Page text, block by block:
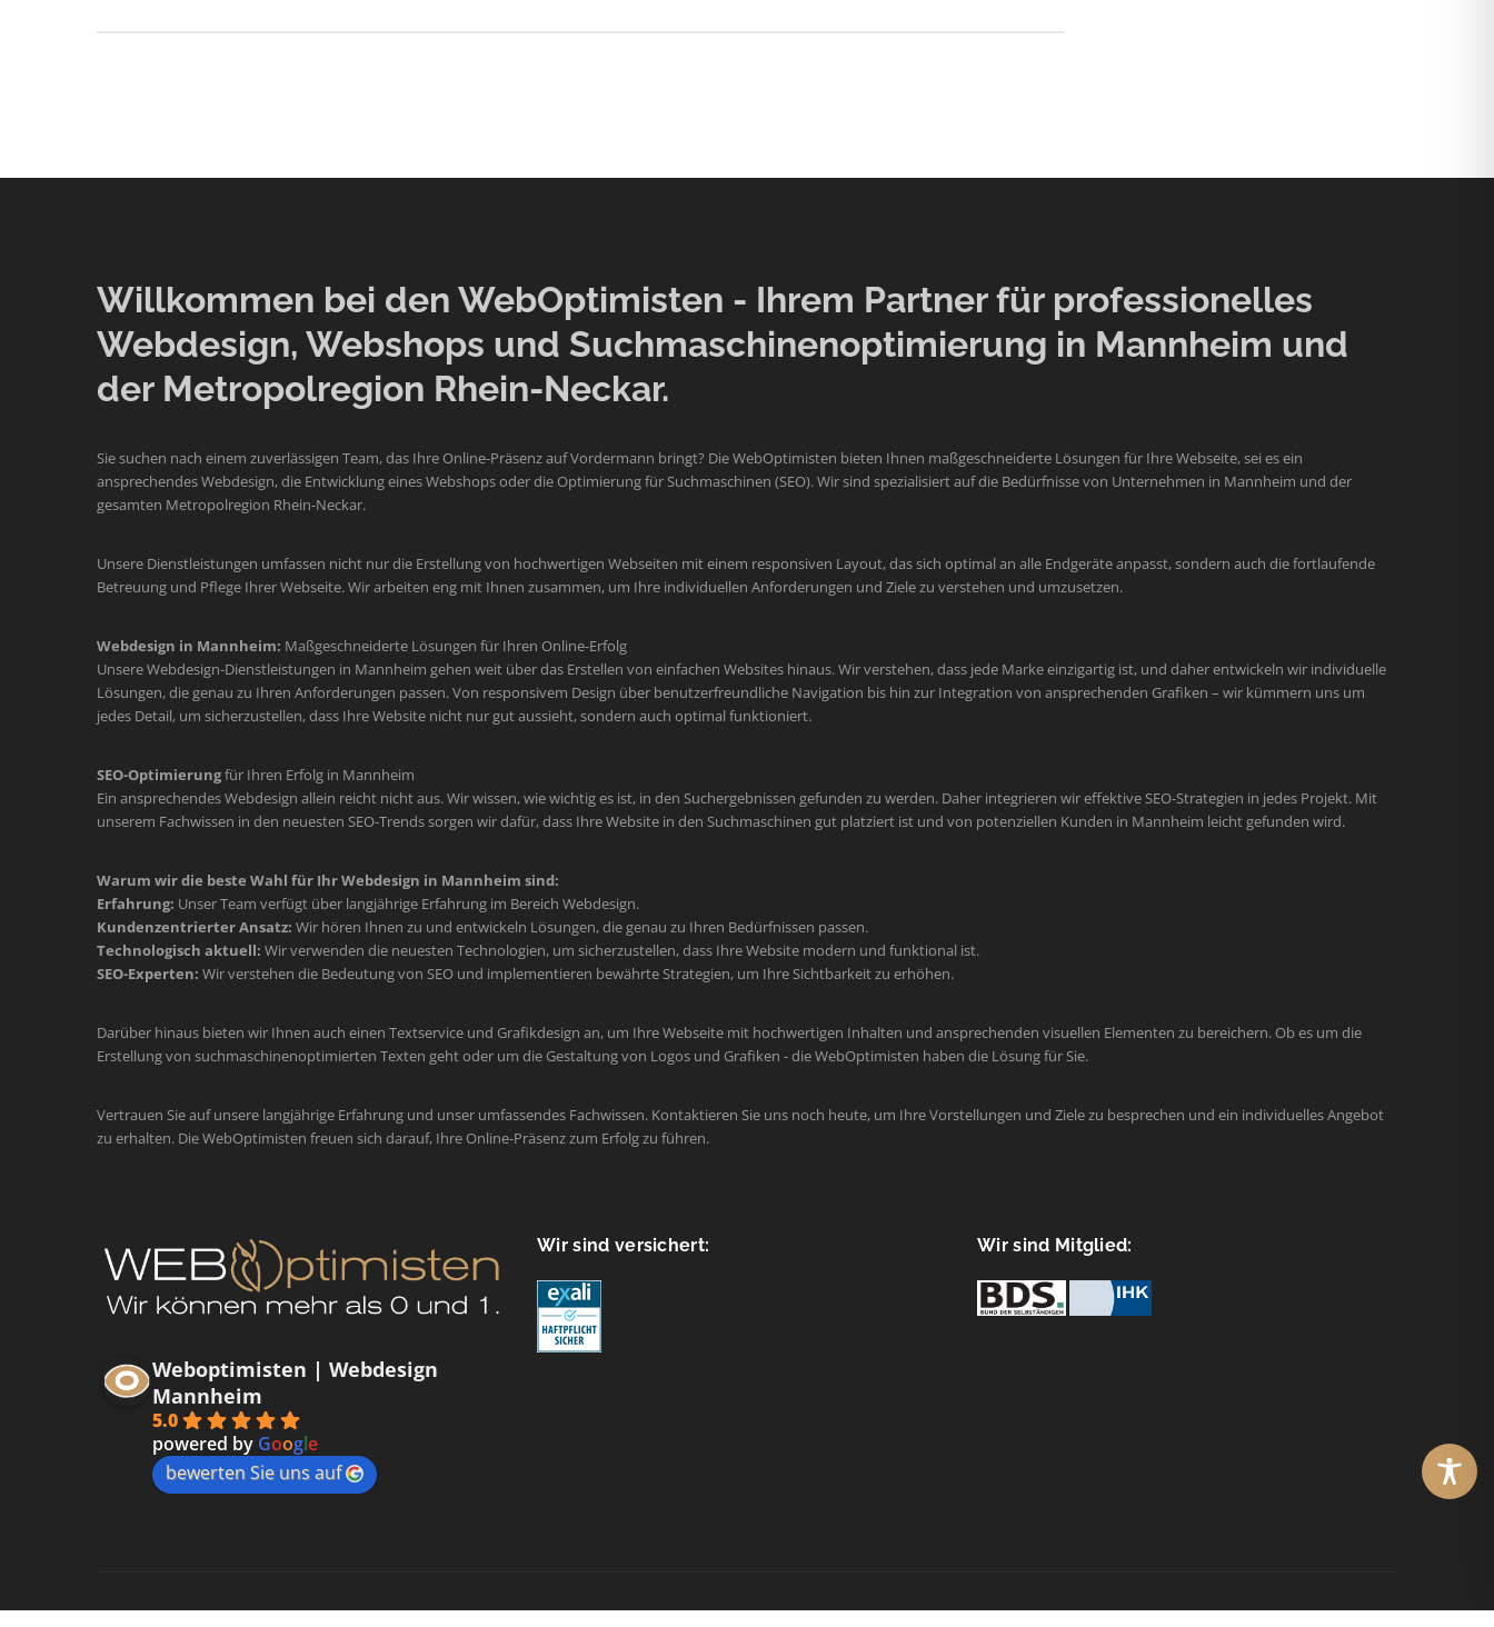
Willkommen bei den WebOptimisten - Ihrem Partner für professionelles
Webdesign, Webshops und Suchmaschinenoptimierung in Mannheim und
der Metropolregion Rhein-Neckar.
Sie suchen nach einem zuverlässigen Team, das Ihre Online-Präsenz auf Vordermann bringt? Die WebOptimisten bieten Ihnen maßgeschneiderte Lösungen für Ihre Webseite, sei es ein
ansprechendes Webdesign, die Entwicklung eines Webshops oder die Optimierung für Suchmaschinen (SEO). Wir sind spezialisiert auf die Bedürfnisse von Unternehmen in Mannheim und der
gesamten Metropolregion Rhein-Neckar.
Unsere Dienstleistungen umfassen nicht nur die Erstellung von hochwertigen Webseiten mit einem responsiven Layout, das sich optimal an alle Endgeräte anpasst, sondern auch die fortlaufende
Betreuung und Pflege Ihrer Webseite. Wir arbeiten eng mit Ihnen zusammen, um Ihre individuellen Anforderungen und Ziele zu verstehen und umzusetzen.
Webdesign in Mannheim: Maßgeschneiderte Lösungen für Ihren Online-Erfolg
Unsere Webdesign-Dienstleistungen in Mannheim gehen weit über das Erstellen von einfachen Websites hinaus. Wir verstehen, dass jede Marke einzigartig ist, und daher entwickeln wir individuelle
Lösungen, die genau zu Ihren Anforderungen passen. Von responsivem Design über benutzerfreundliche Navigation bis hin zur Integration von ansprechenden Grafiken – wir kümmern uns um
jedes Detail, um sicherzustellen, dass Ihre Website nicht nur gut aussieht, sondern auch optimal funktioniert.
SEO-Optimierungfür Ihren Erfolg in Mannheim
Ein ansprechendes Webdesign allein reicht nicht aus. Wir wissen, wie wichtig es ist, in den Suchergebnissen gefunden zu werden. Daher integrieren wir effektive SEO-Strategien in jedes Projekt. Mit
unserem Fachwissen in den neuesten SEO-Trends sorgen wir dafür, dass Ihre Website in den Suchmaschinen gut platziert ist und von potenziellen Kunden in Mannheim leicht gefunden wird.
Warum wir die beste Wahl für Ihr Webdesign in Mannheim sind:
Erfahrung: Unser Team verfügt über langjährige Erfahrung im Bereich Webdesign.
Kundenzentrierter Ansatz: Wir hören Ihnen zu und entwickeln Lösungen, die genau zu Ihren Bedürfnissen passen.
Technologisch aktuell: Wir verwenden die neuesten Technologien, um sicherzustellen, dass Ihre Website modern und funktional ist.
SEO-Experten: Wir verstehen die Bedeutung von SEO und implementieren bewährte Strategien, um Ihre Sichtbarkeit zu erhöhen.
Darüber hinaus bieten wir Ihnen auch einen Textservice und Grafikdesign an, um Ihre Webseite mit hochwertigen Inhalten und ansprechenden visuellen Elementen zu bereichern. Ob es um die
Erstellung von suchmaschinenoptimierten Texten geht oder um die Gestaltung von Logos und Grafiken - die WebOptimisten haben die Lösung für Sie.
Vertrauen Sie auf unsere langjährige Erfahrung und unser umfassendes Fachwissen. Kontaktieren Sie uns noch heute, um Ihre Vorstellungen und Ziele zu besprechen und ein individuelles Angebot
zu erhalten. Die WebOptimisten freuen sich darauf, Ihre Online-Präsenz zum Erfolg zu führen.
Weboptimisten | Webdesign
Mannheim
5.0
powered by Google
bewerten Sie uns auf
Wir sind versichert: Wir sind Mitglied: